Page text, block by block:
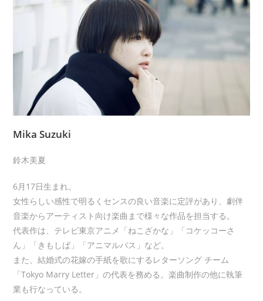
Mika Suzuki
鈴木美夏
6月17日生まれ。
女性らしい感性で明るくセンスの良い音楽に定評があり、劇伴
音楽からアーティスト向け楽曲まで様々な作品を担当する。
代表作は、テレビ東京アニメ「ねこざかな」「コケッコーさ
ん」「きもしば」「アニマルバス」など。
また、結婚式の花嫁の手紙を歌にするレターソング チーム
「Tokyo Marry Letter」の代表を務める。楽曲制作の他に執筆
業も行なっている。